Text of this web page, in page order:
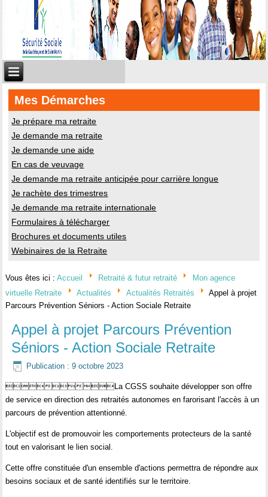
Mes Démarches
Je prépare ma retraite
Je demande ma retraite
Je demande une aide
En cas de veuvage
Je demande ma retraite anticipée pour carrière longue
Je rachète des trimestres
Je demande ma retraite internationale
Formulaires à télécharger
Brochures et documents utiles
Webinaires de la Retraite
Vous êtes ici :Accueil Retraité & futur retraité
Mon agence
virtuelle Retraite
Actualités Actualités Retraités
Appel à projet
Parcours Prévention Séniors - Action Sociale Retraite
Appel à projet Parcours Prévention
Séniors - Action Sociale Retraite
Publication : 9 octobre 2023
La CGSS souhaite développer son offre
de service en direction des retraités autonomes en farorisant l'accès à un
parcours de prévention attentionné.
L'objectif est de promouvoir les comportements protecteurs de la santé
tout en valorisant le lien social.
Cette offre constituée d'un ensemble d'actions permettra de répondre aux
besoins sociaux et de santé identifiés sur le territoire.